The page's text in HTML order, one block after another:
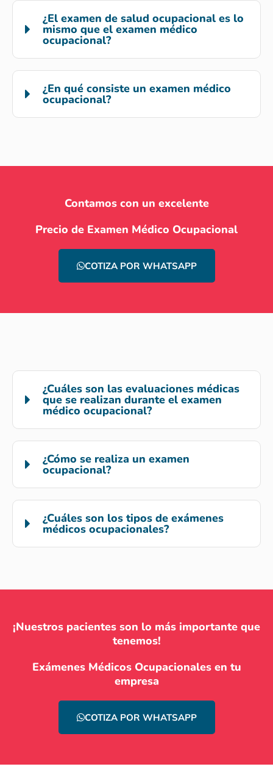
¿El examen de salud ocupacional es lo
mismo que el examen médico
ocupacional?
¿En qué consiste un examen médico
ocupacional?
Contamos con un excelente
Precio de Examen Médico Ocupacional
COTIZA POR WHATSAPP
¿Cuáles son las evaluaciones médicas
que se realizan durante el examen
médico ocupacional?
¿Cómo se realiza un examen
ocupacional?
¿Cuáles son los tipos de exámenes
médicos ocupacionales?
¡Nuestros pacientes son lo más importante que
tenemos!
Exámenes Médicos Ocupacionales en tu
empresa
COTIZA POR WHATSAPP